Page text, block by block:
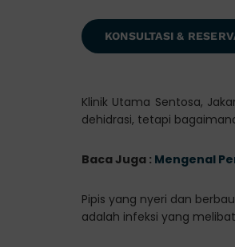
KONSULTASI &
Klinik Utama Sentosa,
dehidrasi, tetapi
Baca Juga : Mengenal
Pipis yang nyeri dan
adalah infeksi yang